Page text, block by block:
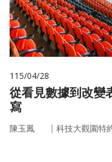
115/04/28
從看見數據到改
寫
陳玉鳳 ｜ 科技大觀園特